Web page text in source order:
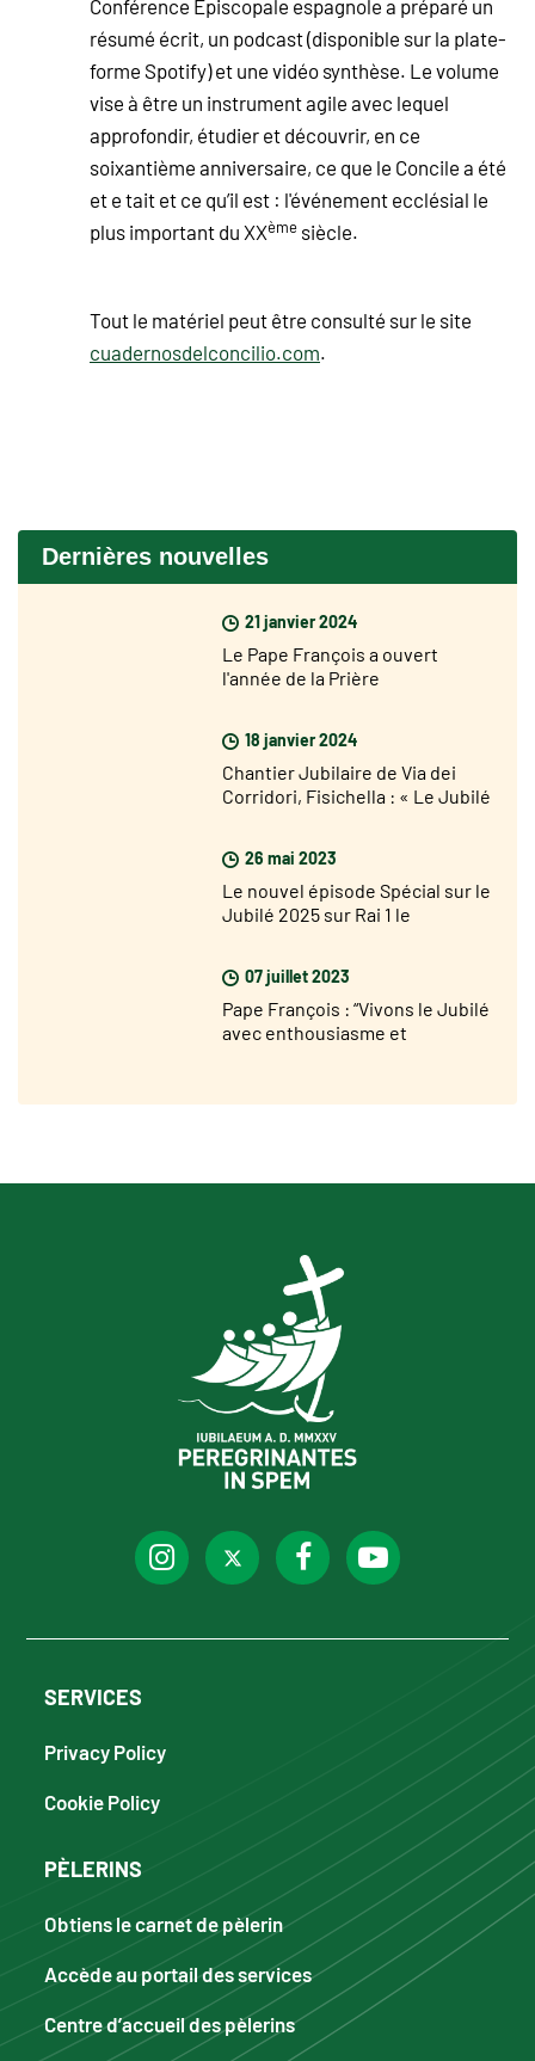
Conférence Épiscopale espagnole a préparé un
résumé écrit, un podcast (disponible sur la plate-
forme Spotify) et une vidéo synthèse. Le volume
vise à être un instrument agile avec lequel
approfondir, étudier et découvrir, en ce
soixantième anniversaire, ce que le Concile a été
et e tait et ce qu’il est : l'événement ecclésial le
plus important du XXème siècle.
Tout le matériel peut être consulté sur le site
cuadernosdelconcilio.com.
Dernières nouvelles
21 janvier 2024
Le Pape François a ouvert
l'année de la Prière
18 janvier 2024
Chantier Jubilaire de Via dei
Corridori, Fisichella : « Le Jubilé
26 mai 2023
Le nouvel épisode Spécial sur le
Jubilé 2025 sur Rai 1 le
07 juillet 2023
Pape François : “Vivons le Jubilé
avec enthousiasme et
SERVICES
Privacy Policy
Cookie Policy
PÈLERINS
Obtiens le carnet de pèlerin
Accède au portail des services
Centre d’accueil des pèlerins